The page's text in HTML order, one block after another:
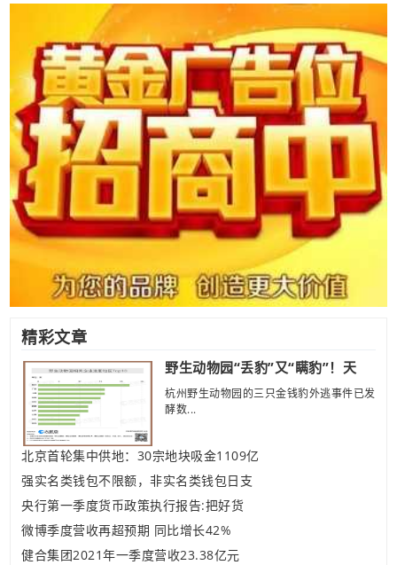
精彩文章
野生动物园“丢豹”又“瞒豹”！天
杭州野生动物园的三只金钱豹外逃事件已发
酵数...
北京首轮集中供地：30宗地块吸金1109亿
强实名类钱包不限额，非实名类钱包日支
央行第一季度货币政策执行报告:把好货
微博季度营收再超预期 同比增长42%
健合集团2021年一季度营收23.38亿元